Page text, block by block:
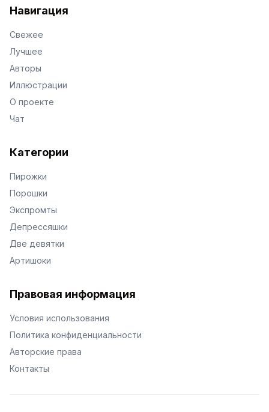
Навигация
Свежее
Лучшее
Авторы
Иллюстрации
О проекте
Чат
Категории
Пирожки
Порошки
Экспромты
Депрессяшки
Две девятки
Артишоки
Правовая информация
Условия использования
Политика конфиденциальности
Авторские права
Контакты